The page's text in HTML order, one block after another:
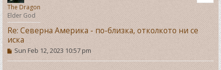
The Dragon
Elder God
Re: Северна Америка - по-близка, отколкото ни се
иска
P
o
s
Sun Feb 12, 2023 10:57 pm